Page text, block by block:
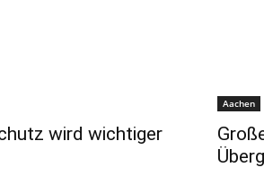
wird wichtiger
Aachen